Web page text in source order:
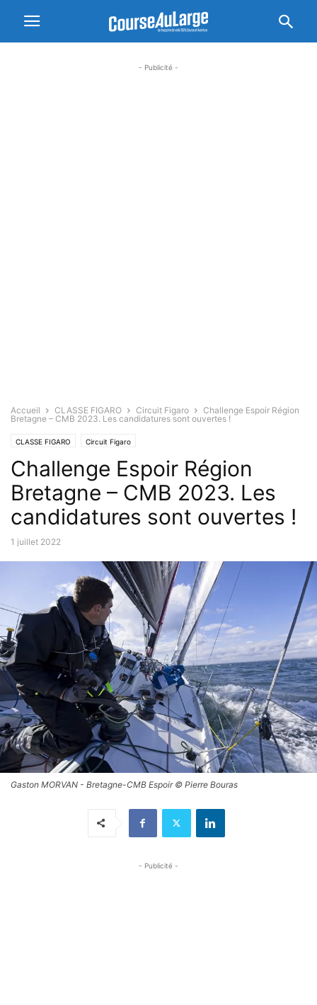
- Publicité -
Accueil CLASSE FIGARO Circuit Figaro
Challenge Espoir Région
Bretagne – CMB 2023. Les candidatures sont ouvertes !
CLASSE FIGARO Circuit Figaro
Challenge Espoir Région
Bretagne – CMB 2023. Les
candidatures sont ouvertes !
1 juillet 2022
Gaston MORVAN - Bretagne-CMB Espoir © Pierre Bouras
- Publicité -